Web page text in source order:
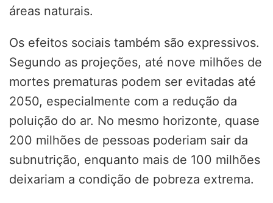
áreas naturais.
Os efeitos sociais também são expressivos.
Segundo as projeções, até nove milhões de
mortes prematuras podem ser evitadas até
2050, especialmente com a redução da
poluição do ar. No mesmo horizonte, quase
200 milhões de pessoas poderiam sair da
subnutrição, enquanto mais de 100 milhões
deixariam a condição de pobreza extrema.